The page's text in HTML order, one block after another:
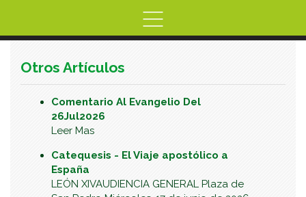
Otros Artículos
Comentario Al Evangelio Del
26Jul2026
Leer Mas
Catequesis - El Viaje apostólico a
España
LEÓN XIVAUDIENCIA GENERAL Plaza de